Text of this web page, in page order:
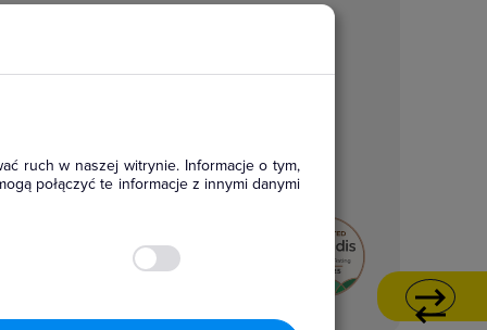
ruch w naszej witrynie. Informacje o tym,
połączyć te informacje z innymi danymi